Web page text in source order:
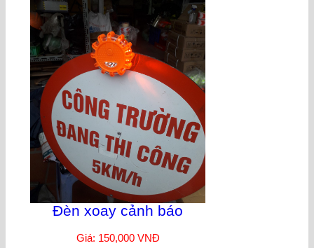
Đèn xoay cảnh báo
Giá: 150,000 VNĐ